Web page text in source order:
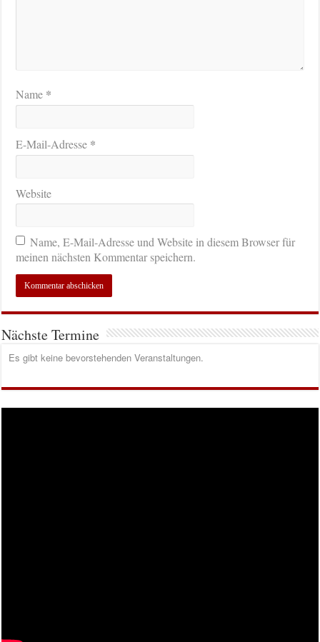
Name *
E-Mail-Adresse *
Website
Name, E-Mail-Adresse und Website in diesem Browser für
meinen nächsten Kommentar speichern.
Nächste Termine
Es gibt keine bevorstehenden Veranstaltungen.